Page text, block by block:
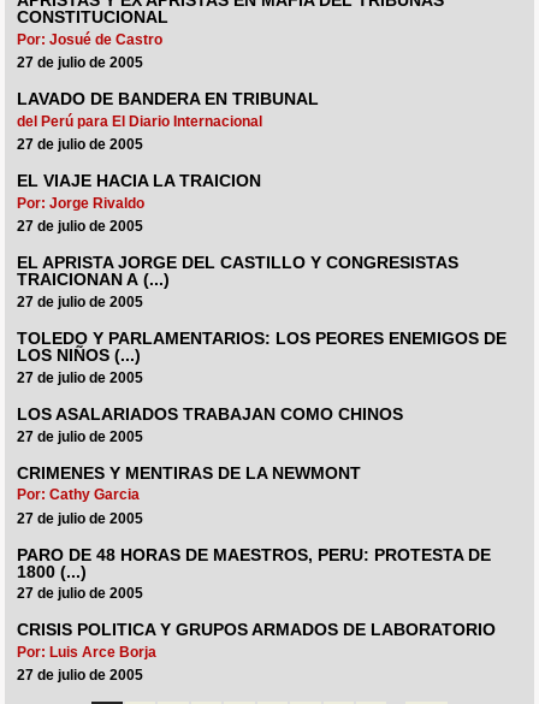
CONSTITUCIONAL
Por: Josué de Castro
27 de julio de 2005
LAVADO DE BANDERA EN TRIBUNAL
del Perú para El Diario Internacional
27 de julio de 2005
EL VIAJE HACIA LA TRAICION
Por: Jorge Rivaldo
27 de julio de 2005
EL APRISTA JORGE DEL CASTILLO Y CONGRESISTAS
TRAICIONAN A (...)
27 de julio de 2005
TOLEDO Y PARLAMENTARIOS: LOS PEORES ENEMIGOS DE
LOS NIÑOS (...)
27 de julio de 2005
LOS ASALARIADOS TRABAJAN COMO CHINOS
27 de julio de 2005
CRIMENES Y MENTIRAS DE LA NEWMONT
Por: Cathy Garcia
27 de julio de 2005
PARO DE 48 HORAS DE MAESTROS, PERU: PROTESTA DE
1800 (...)
27 de julio de 2005
CRISIS POLITICA Y GRUPOS ARMADOS DE LABORATORIO
Por: Luis Arce Borja
27 de julio de 2005